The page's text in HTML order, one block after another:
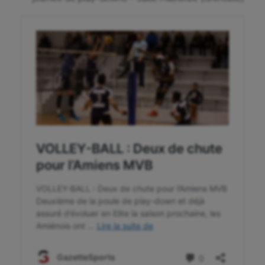
Longue paume
Moto
Natation
Natation artistique
Outdoor
Parkour
Patinage artistique